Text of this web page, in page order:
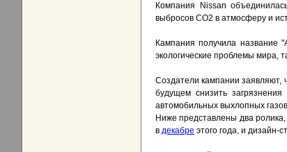
Компания Nissan
выбросов CO2 в атмосферу и
Кампания получила название
экологические проблемы мира,
Создатели кампании заявляют,
будущем снизить
автомобильных выхлопных
Ниже представлены два
в декабре этого года, и дизайн-